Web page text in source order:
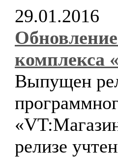
29.01.2016
комплекса
Выпущен
релизе